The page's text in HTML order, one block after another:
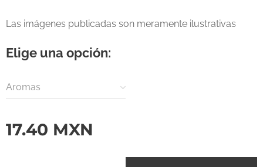
Las imágenes publicadas son meramente ilustrativas
Elige una opción:
Aromas
17.40 MXN